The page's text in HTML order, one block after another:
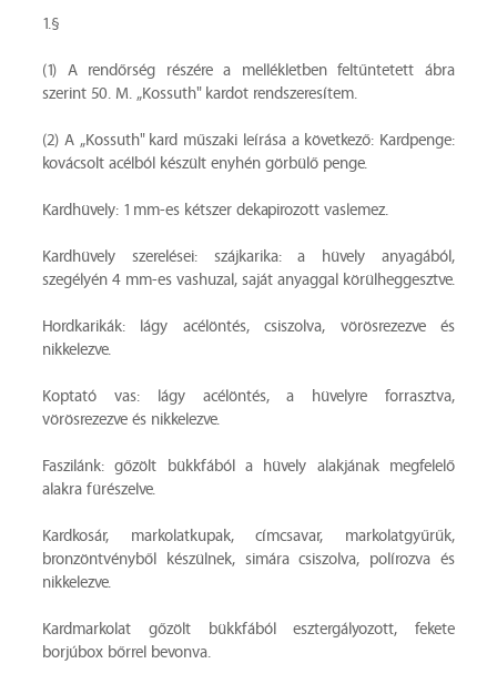
1.§
(1) A rendőrség részére a mellékletben feltűntetett ábra
szerint 50. M. „Kossuth" kardot rendszeresítem.
(2) A „Kossuth" kard műszaki leírása a következő: Kardpenge:
kovácsolt acélból készült enyhén görbülő penge.
Kardhüvely: 1 mm-es kétszer dekapirozott vaslemez.
Kardhüvely szerelései: szájkarika: a hüvely anyagából,
szegélyén 4 mm-es vashuzal, saját anyaggal körülheggesztve.
Hordkarikák: lágy acélöntés, csiszolva, vörösrezezve és
nikkelezve.
Koptató vas: lágy acélöntés, a hüvelyre forrasztva,
vörösrezezve és nikkelezve.
Faszilánk: gőzölt bükkfából a hüvely alakjának megfelelő
alakra fürészelve.
Kardkosár, markolatkupak, címcsavar, markolatgyűrűk,
bronzöntvényből készülnek, simára csiszolva, polírozva és
nikkelezve.
Kardmarkolat gőzölt bükkfából esztergályozott, fekete
borjúbox bőrrel bevonva.